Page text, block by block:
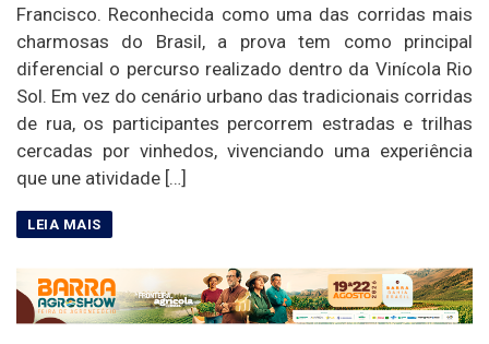
Francisco. Reconhecida como uma das corridas mais
charmosas do Brasil, a prova tem como principal
diferencial o percurso realizado dentro da Vinícola Rio
Sol. Em vez do cenário urbano das tradicionais corridas
de rua, os participantes percorrem estradas e trilhas
cercadas por vinhedos, vivenciando uma experiência
que une atividade […]